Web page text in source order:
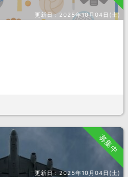
更新日：2025年10月04日(土)
募集中
更新日： 2025年10月04日(土)